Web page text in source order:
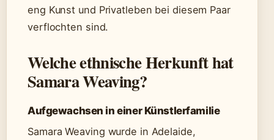
eng Kunst und Privatleben bei diesem Paar
verflochten sind.
Welche ethnische Herkunft hat
Samara Weaving?
Aufgewachsen in einer Künstlerfamilie
Samara Weaving wurde in Adelaide,